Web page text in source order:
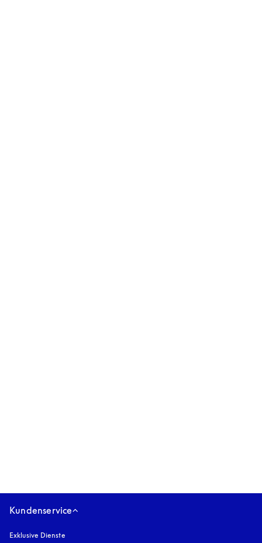
Kundenservice
Exklusive Dienste